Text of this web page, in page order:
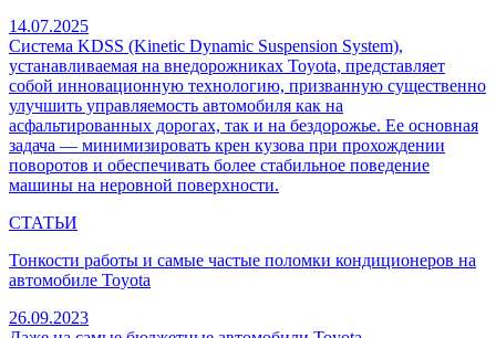
14.07.2025
Система KDSS (Kinetic Dynamic Suspension System),
устанавливаемая на внедорожниках Toyota, представляет
собой инновационную технологию, призванную существенно
улучшить управляемость автомобиля как на
асфальтированных дорогах, так и на бездорожье. Ее основная
задача — минимизировать крен кузова при прохождении
поворотов и обеспечивать более стабильное поведение
машины на неровной поверхности.
СТАТЬИ
Тонкости работы и самые частые поломки кондиционеров на
автомобиле Toyota
26.09.2023